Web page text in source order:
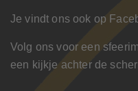
Je vindt ons ook op
Volg ons voor een
een kijkje achter de